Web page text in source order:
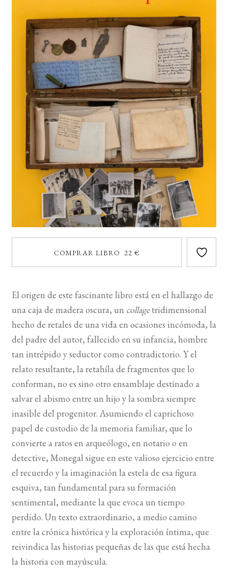
BUSCAR
LISTA DE LIBROS
COMPRAR LIBRO 22 €
El origen de este fascinante libro está en el hallazgo de
una caja de madera oscura, un collagetridimensional
hecho de retales de una vida en ocasiones incómoda, la
del padre del autor, fallecido en su infancia, hombre
tan intrépido y seductor como contradictorio. Y el
relato resultante, la retahíla de fragmentos que lo
conforman, no es sino otro ensamblaje destinado a
salvar el abismo entre un hijo y la sombra siempre
inasible del progenitor. Asumiendo el caprichoso
papel de custodio de la memoria familiar, que lo
convierte a ratos en arqueólogo, en notario o en
detective, Monegal sigue en este valioso ejercicio entre
el recuerdo y la imaginación la estela de esa figura
esquiva, tan fundamental para su formación
sentimental, mediante la que evoca un tiempo
perdido. Un texto extraordinario, a medio camino
entre la crónica histórica y la exploración íntima, que
reivindica las historias pequeñas de las que está hecha
la historia con mayúscula.